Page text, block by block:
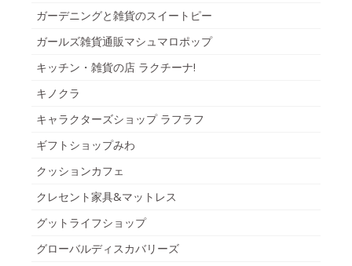
ガーデニングと雑貨のスイートピー
ガールズ雑貨通販マシュマロポップ
キッチン・雑貨の店 ラクチーナ!
キノクラ
キャラクターズショップ ラフラフ
ギフトショップみわ
クッションカフェ
クレセント家具&マットレス
グットライフショップ
グローバルディスカバリーズ